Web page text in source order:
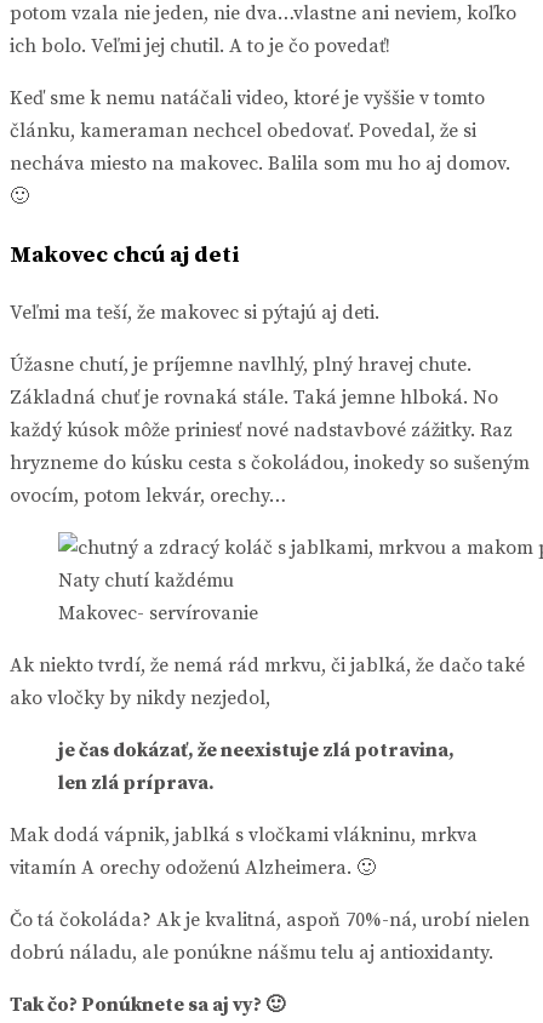
potom vzala nie jeden, nie dva…vlastne ani neviem, koľko
ich bolo. Veľmi jej chutil. A to je čo povedať!
Keď sme k nemu natáčali video, ktoré je vyššie v tomto
článku, kameraman nechcel obedovať. Povedal, že si
necháva miesto na makovec. Balila som mu ho aj domov.
🙂
Makovec chcú aj deti
Veľmi ma teší, že makovec si pýtajú aj deti.
Úžasne chutí, je príjemne navlhlý, plný hravej chute.
Základná chuť je rovnaká stále. Taká jemne hlboká. No
každý kúsok môže priniesť nové nadstavbové zážitky. Raz
hryzneme do kúsku cesta s čokoládou, inokedy so sušeným
ovocím, potom lekvár, orechy…
Makovec- servírovanie
Ak niekto tvrdí, že nemá rád mrkvu, či jablká, že dačo také
ako vločky by nikdy nezjedol,
je čas dokázať, že neexistuje zlá potravina,
len zlá príprava.
Mak dodá vápnik, jablká s vločkami vlákninu, mrkva
vitamín A orechy odoženú Alzheimera. 🙂
Čo tá čokoláda? Ak je kvalitná, aspoň 70%-ná, urobí nielen
dobrú náladu, ale ponúkne nášmu telu aj antioxidanty.
Tak čo? Ponúknete sa aj vy? 🙂